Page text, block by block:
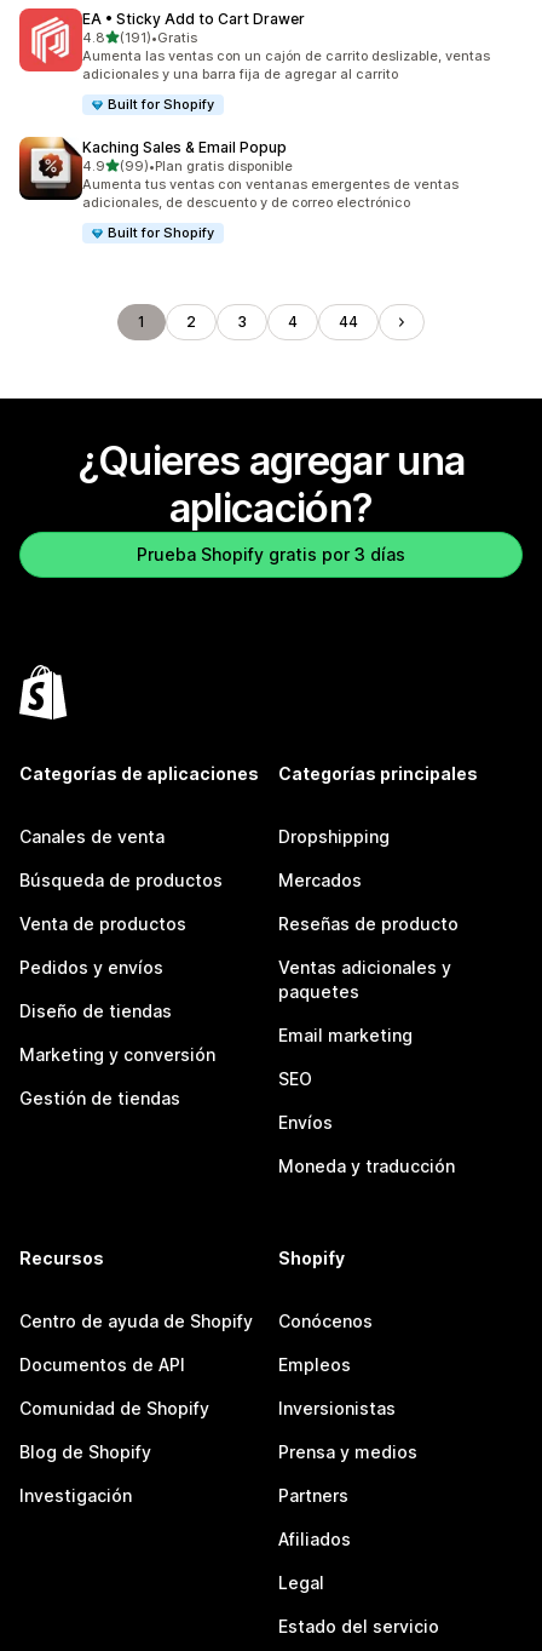
EA • Sticky Add to Cart Drawer
4.8de 5 estrellas
(191)
191 reseñas en total
•Gratis
Aumenta las ventas con un cajón de carrito deslizable, ventas
adicionales y una barra fija de agregar al carrito
Built for Shopify
Kaching Sales & Email Popup
4.9de 5 estrellas
(99)
99 reseñas en total
•Plan gratis disponible
Aumenta tus ventas con ventanas emergentes de ventas
adicionales, de descuento y de correo electrónico
Built for Shopify
1 2 3 4 44
¿Quieres agregar una
aplicación?
Prueba Shopify gratis por 3 días
Categorías de aplicaciones
Canales de venta
Búsqueda de productos
Venta de productos
Pedidos y envíos
Diseño de tiendas
Marketing y conversión
Gestión de tiendas
Categorías principales
Dropshipping
Mercados
Reseñas de producto
Ventas adicionales y
paquetes
Email marketing
SEO
Envíos
Moneda y traducción
Recursos
Centro de ayuda de Shopify
Documentos de API
Comunidad de Shopify
Blog de Shopify
Investigación
Shopify
Conócenos
Empleos
Inversionistas
Prensa y medios
Partners
Afiliados
Legal
Estado del servicio